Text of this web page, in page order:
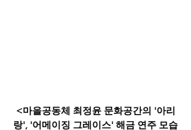
<마을공동체 최정윤 문화공간의 '아리
랑', '어메이징 그레이스' 해금 연주 모습